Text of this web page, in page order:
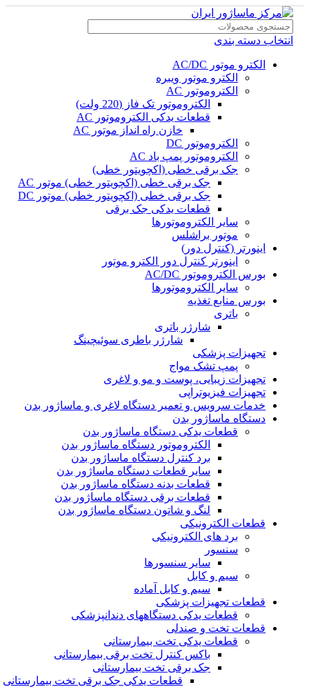
انتخاب دسته بندی
الکترو موتور AC/DC
الکترو موتور ویبره
الکتروموتور AC
الکتروموتور تک فاز (220 ولت)
قطعات یدکی الکتروموتور AC
خازن راه انداز موتور AC
الکتروموتور DC
الکتروموتور پمپ باد AC
جک برقی خطی (اکچویتور خطی)
جک برقی خطی (اکچویتور خطی) موتور AC
جک برقی خطی (اکچویتور خطی) موتور DC
قطعات یدکی جک برقی
سایر الکتروموتورها
موتور براشلس
اینورتر (کنترل دور)
اینورتر کنترل دور الکترو موتور
بورس الکتروموتور AC/DC
سایر الکتروموتورها
بورس منابع تغذیه
باتری
شارژر باتری
شارژر باطری سوئیچینگ
تجهیزات پزشکی
پمپ تشک مواج
تجهیزات زیبایی، پوست و مو و لاغری
تجهیزات فیزیوتراپی
خدمات سرویس و تعمیر دستگاه لاغری و ماساژور بدن
دستگاه ماساژور بدن
قطعات یدکی دستگاه ماساژور بدن
الکتروموتور دستگاه ماساژور بدن
برد کنترل دستگاه ماساژور بدن
سایر قطعات دستگاه ماساژور بدن
قطعات بدنه دستگاه ماساژور بدن
قطعات برقی دستگاه ماساژور بدن
لنگ و شاتون دستگاه ماساژور بدن
قطعات الکترونیکی
برد های الکترونیکی
سنسور
سایر سنسورها
سیم و کابل
سیم و کابل آماده
قطعات تجهیزات پزشکی
قطعات یدکی دستگاههای دندانپزشکی
قطعات تخت و صندلی
قطعات یدکی تخت بیمارستانی
باکس کنترل تخت برقی بیمارستانی
جک برقی تخت بیمارستانی
قطعات یدکی جک برقی تخت بیمارستانی